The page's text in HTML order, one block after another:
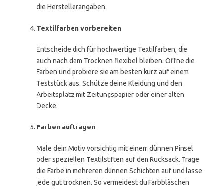
die Herstellerangaben.
Textilfarben vorbereiten
Entscheide dich für hochwertige Textilfarben, die
auch nach dem Trocknen flexibel bleiben. Öffne die
Farben und probiere sie am besten kurz auf einem
Teststück aus. Schütze deine Kleidung und den
Arbeitsplatz mit Zeitungspapier oder einer alten
Decke.
Farben auftragen
Male dein Motiv vorsichtig mit einem dünnen Pinsel
oder speziellen Textilstiften auf den Rucksack. Trage
die Farbe in mehreren dünnen Schichten auf und lasse
jede gut trocknen. So vermeidest du Farbbläschen